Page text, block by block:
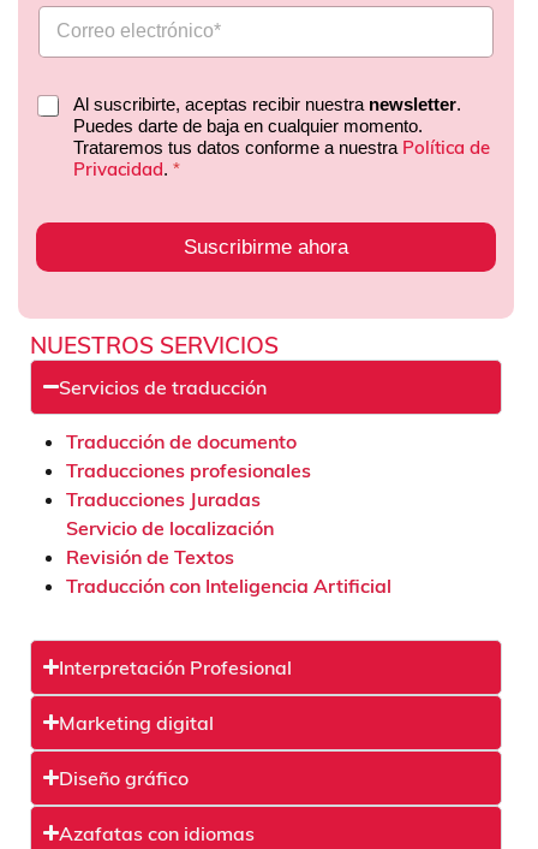
Al suscribirte, aceptas recibir nuestra newsletter.
Puedes darte de baja en cualquier momento.
Trataremos tus datos conforme a nuestra Política de
Privacidad. *
Suscribirme ahora
NUESTROS SERVICIOS
Servicios de traducción
Traducción de documento
Traducciones profesionales
Traducciones Juradas
Servicio de localización
Revisión de Textos
Traducción con Inteligencia Artificial
Interpretación Profesional
Marketing digital
Diseño gráfico
Azafatas con idiomas